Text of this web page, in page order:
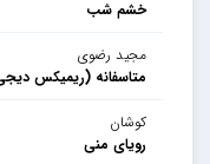
خشم شب
مجید رضوی
متاسفانه (ریمیکس
کوشان
رویای منی